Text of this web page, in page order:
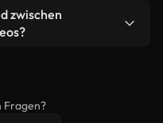
kürzen,
Achten Sie
zwischen
Fragen?